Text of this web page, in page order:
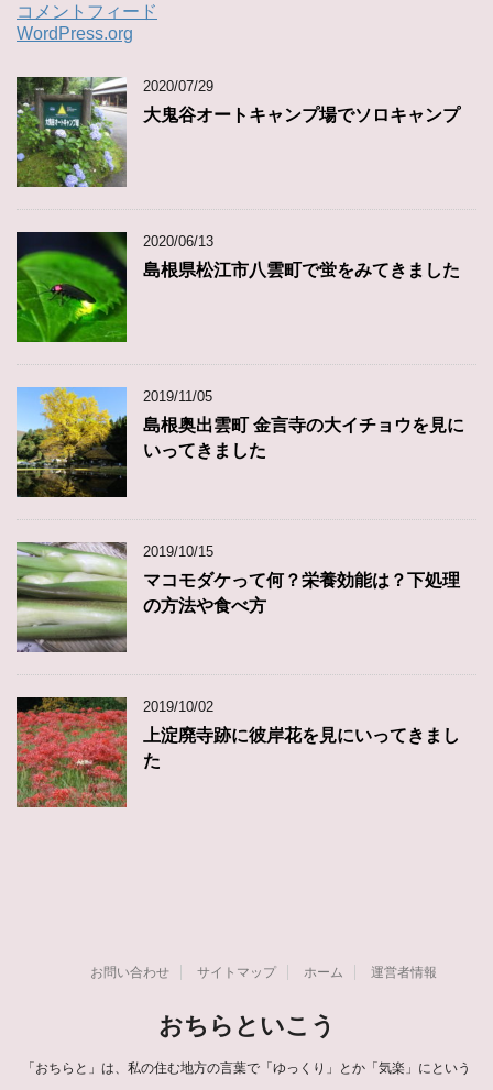
コメントフィード
WordPress.org
2020/07/29
大鬼谷オートキャンプ場でソロキャンプ
2020/06/13
島根県松江市八雲町で蛍をみてきました
2019/11/05
島根奥出雲町 金言寺の大イチョウを見に
いってきました
2019/10/15
マコモダケって何？栄養効能は？下処理
の方法や食べ方
2019/10/02
上淀廃寺跡に彼岸花を見にいってきまし
た
お問い合わせ サイトマップ ホーム 運営者情報
おちらといこう
「おちらと」は、私の住む地方の言葉で「ゆっくり」とか「気楽」にという